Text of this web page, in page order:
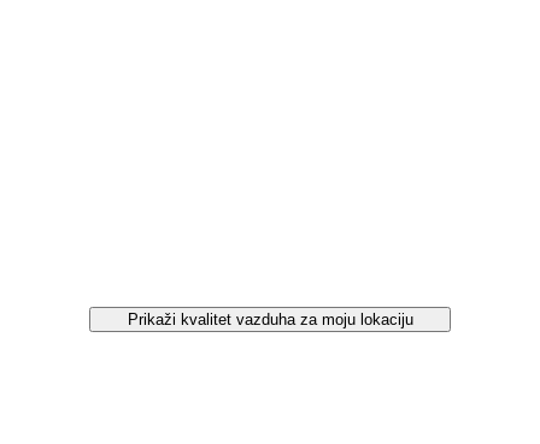
Prikaži kvalitet vazduha za moju lokaciju